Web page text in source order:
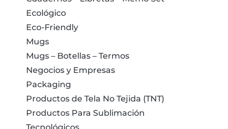
Ecológico
Eco-Friendly
Mugs
Mugs – Botellas – Termos
Negocios y Empresas
Packaging
Productos de Tela No Tejida (TNT)
Productos Para Sublimación